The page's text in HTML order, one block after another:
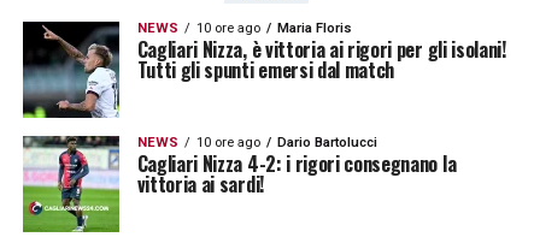
NEWS 10 ore ago Maria Floris
Cagliari Nizza, è vittoria ai rigori per gli isolani!
Tutti gli spunti emersi dal match
NEWS 10 ore ago Dario Bartolucci
Cagliari Nizza 4-2: i rigori consegnano la
vittoria ai sardi!